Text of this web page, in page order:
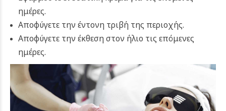
ημέρες.
Αποφύγετε την έντονη τριβή της περιοχής.
Αποφύγετε την έκθεση στον ήλιο τις επόμενες
ημέρες.